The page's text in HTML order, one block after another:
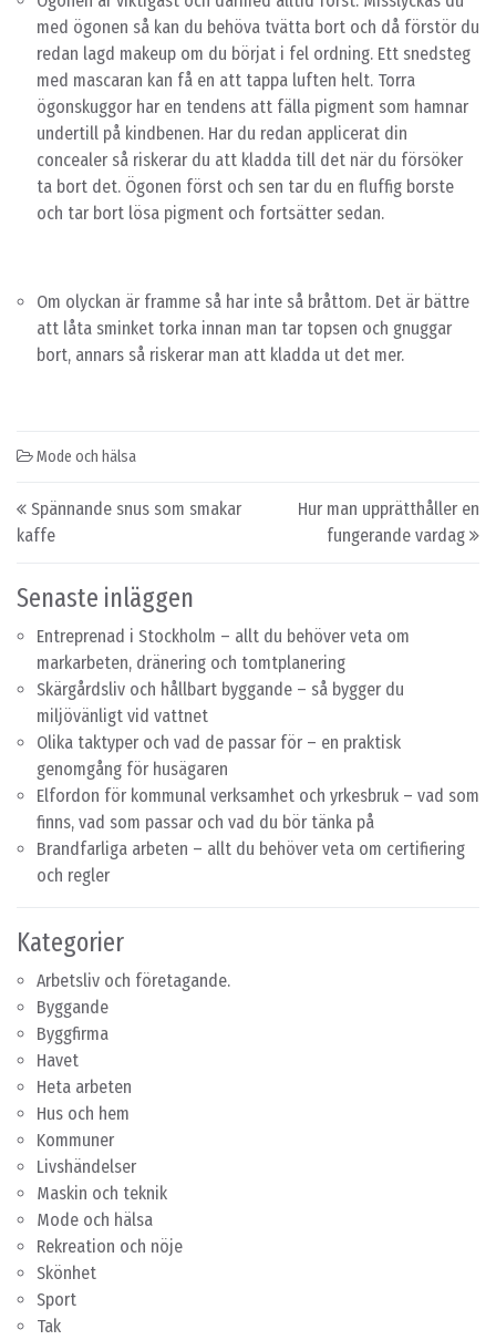
med ögonen så kan du behöva tvätta bort och då förstör du
redan lagd makeup om du börjat i fel ordning. Ett snedsteg
med mascaran kan få en att tappa luften helt. Torra
ögonskuggor har en tendens att fälla pigment som hamnar
undertill på kindbenen. Har du redan applicerat din
concealer så riskerar du att kladda till det när du försöker
ta bort det. Ögonen först och sen tar du en fluffig borste
och tar bort lösa pigment och fortsätter sedan.
Om olyckan är framme så har inte så bråttom. Det är bättre
att låta sminket torka innan man tar topsen och gnuggar
bort, annars så riskerar man att kladda ut det mer.
Mode och hälsa
Post navigation
Spännande snus som smakar
kaffe
Hur man upprätthåller en
fungerande vardag
Senaste inläggen
Entreprenad i Stockholm – allt du behöver veta om
markarbeten, dränering och tomtplanering
Skärgårdsliv och hållbart byggande – så bygger du
miljövänligt vid vattnet
Olika taktyper och vad de passar för – en praktisk
genomgång för husägaren
Elfordon för kommunal verksamhet och yrkesbruk – vad som
finns, vad som passar och vad du bör tänka på
Brandfarliga arbeten – allt du behöver veta om certifiering
och regler
Kategorier
Arbetsliv och företagande.
Byggande
Byggfirma
Havet
Heta arbeten
Hus och hem
Kommuner
Livshändelser
Maskin och teknik
Mode och hälsa
Rekreation och nöje
Skönhet
Sport
Tak